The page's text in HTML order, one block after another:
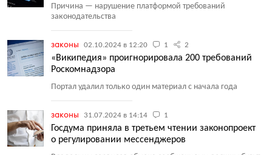
Причина — нарушение платформой требований
законодательства
законы 02.10.2024 в 12:20 1 2
«Википедия» проигнорировала 200 требований
Роскомнадзора
Портал удалил только один материал с начала года
законы 31.07.2024 в 14:14 1
Госдума приняла в третьем чтении законопроект
о регулировании мессенджеров